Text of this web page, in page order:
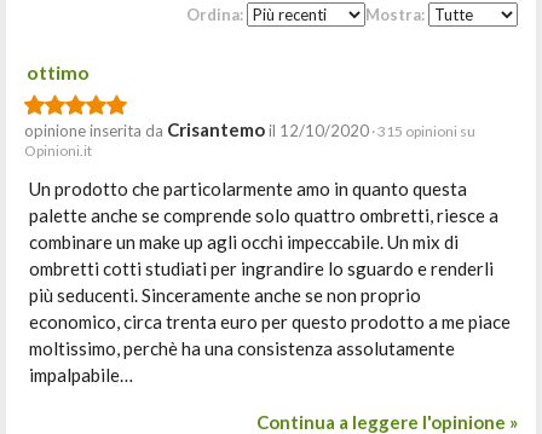
Ordina: Mostra:
ottimo
opinione inserita da Crisantemoil 12/10/2020 · 315 opinioni su
Opinioni.it
Un prodotto che particolarmente amo in quanto questa
palette anche se comprende solo quattro ombretti, riesce a
combinare un make up agli occhi impeccabile. Un mix di
ombretti cotti studiati per ingrandire lo sguardo e renderli
più seducenti. Sinceramente anche se non proprio
economico, circa trenta euro per questo prodotto a me piace
moltissimo, perchè ha una consistenza assolutamente
impalpabile…
Continua a leggere l'opinione »